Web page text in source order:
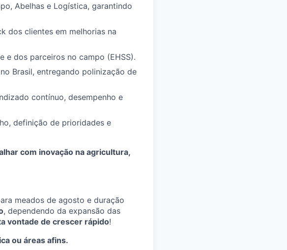
Abelhas e Logística, garantindo
dos clientes em melhorias na
e dos parceiros no campo (EHSS).
Brasil, entregando polinização de
contínuo, desempenho e
definição de prioridades e
com inovação na agricultura,
meados de agosto e duração
, dependendo da expansão das
vontade de crescer rápido!
ou áreas afins.